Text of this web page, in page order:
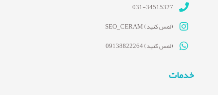
031-34515327
(لمس کنید) SEO_CERAM
(لمس کنید) 09138822264
خدمات